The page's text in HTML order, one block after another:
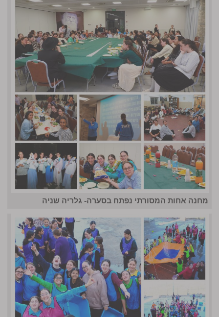
מחנה אחות המסורתי נפתח בסערה- גלריה שניה